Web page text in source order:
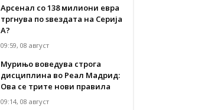
Арсенал со 138 милиони евра
тргнува по ѕвездата на Серија
А?
09:59, 08 август
Мурињо воведува строга
дисциплина во Реал Мадрид:
Ова се трите нови правила
09:14, 08 август